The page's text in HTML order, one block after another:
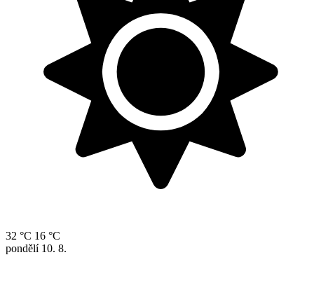
32 °C 16 °C
pondělí 10. 8.